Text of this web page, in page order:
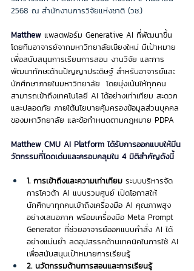
2568 ณ สำนักงานการวิจัยแห่งชาติ (วช.)
Matthew แพลตฟอร์ม Generative AI ที่พัฒนาขึ้น
โดยทีมอาจารย์จากมหาวิทยาลัยเชียงใหม่ มีเป้าหมาย
เพื่อสนับสนุนการเรียนการสอน งานวิจัย และการ
พัฒนาทักษะด้านปัญญาประดิษฐ์ สำหรับอาจารย์และ
นักศึกษาภายในมหาวิทยาลัย  โดยมุ่งเน้นให้ทุกคน
สามารถเข้าถึงเทคโนโลยี AI ได้อย่างเท่าเทียม สะดวก
และปลอดภัย ภายใต้นโยบายคุ้มครองข้อมูลส่วนบุคคล
ของมหาวิทยาลัย และข้อกำหนดตามกฎหมาย PDPA
Matthew CMU AI Platform ได้รับการออกแบบให้มีน
วัตกรรมที่โดดเด่นและครอบคลุมใน 4 มิติสำคัญดังนี้
1. การเข้าถึงและความเท่าเทียม ระบบบริหารจัด
การโควต้า AI แบบรวมศูนย์ เปิดโอกาสให้
นักศึกษาทุกคนเข้าถึงเครื่องมือ AI คุณภาพสูง
อย่างเสมอภาค พร้อมเครื่องมือ Meta Prompt
Generator ที่ช่วยอาจารย์ออกแบบคำสั่ง AI ได้
อย่างแม่นยำ ลดอุปสรรคด้านเทคนิคในการใช้ AI
เพื่อสนับสนุนเป้าหมายการเรียนรู้
2. นวัตกรรมด้านการสอนและการเรียนรู้